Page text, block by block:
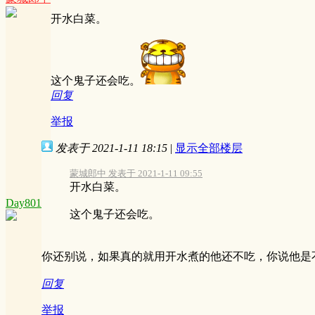
开水白菜。
这个鬼子还会吃。
回复
举报
Day801
发表于 2021-1-11 18:15 | 显示全部楼层
蒙城郎中 发表于 2021-1-11 09:55
开水白菜。
这个鬼子还会吃。
你还别说，如果真的就用开水煮的他还不吃，你说他是
回复
举报